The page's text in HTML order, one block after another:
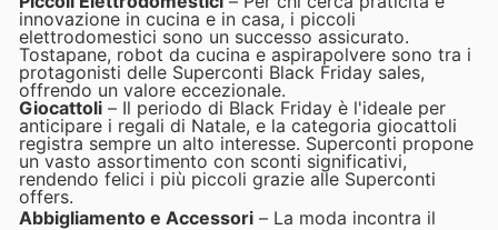
innovazione in cucina e in casa, i piccoli
elettrodomestici sono un successo assicurato.
Tostapane, robot da cucina e aspirapolvere sono tra i
protagonisti delle Superconti Black Friday sales,
offrendo un valore eccezionale.
Giocattoli – Il periodo di Black Friday è l'ideale per
anticipare i regali di Natale, e la categoria giocattoli
registra sempre un alto interesse. Superconti propone
un vasto assortimento con sconti significativi,
rendendo felici i più piccoli grazie alle Superconti
offers.
Abbigliamento e Accessori – La moda incontra il